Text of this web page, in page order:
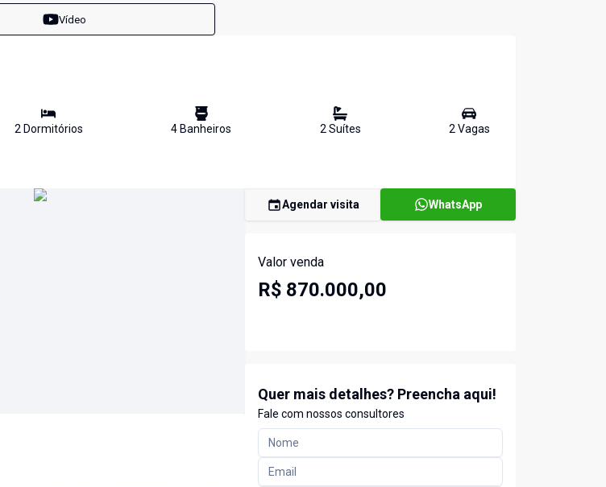
Vídeo
2Dormitórios 4 Banheiros 2Suítes 2Vagas
Agendar visita WhatsApp
Valor venda
R$ 870.000,00
Quer mais detalhes? Preencha aqui!
Fale com nossos consultores